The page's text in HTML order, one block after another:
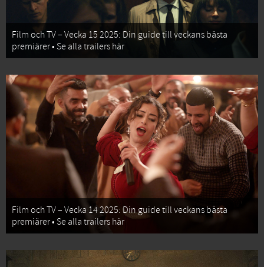
Film och TV – Vecka 15 2025: Din guide till veckans bästa
premiärer • Se alla trailers här
Film och TV – Vecka 14 2025: Din guide till veckans bästa
premiärer • Se alla trailers här